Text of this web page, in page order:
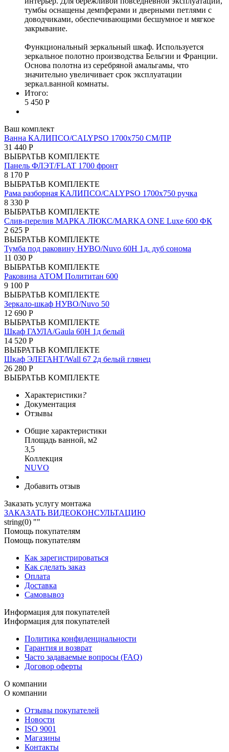
тумбы оснащены демпферами и дверными петлями с
доводчиками, обеспечивающими бесшумное и мягкое
закрывание.
Функциональный зеркальный шкаф. Используется
зеркальное полотно производства Бельгии и Франции.
Основа полотна из серебряной амальгамы, что
значительно увеличивает срок эксплуатации
зеркал.ванной комнаты.
Итого:
5 450 Р
Ваш комплект
Ванна КАЛИПСО/CALYPSO 1700х750 СМ/ПР
31 440 Р
ВЫБРАТЬВ КОМПЛЕКТЕ
Панель ФЛЭТ/FLAT 1700 фронт
8 170 Р
ВЫБРАТЬВ КОМПЛЕКТЕ
Рама разборная КАЛИПСО/CALYPSO 1700х750 ручка
8 330 Р
ВЫБРАТЬВ КОМПЛЕКТЕ
Слив-перелив МАРКА ЛЮКС/MARKA ONE Luxe 600 ФК
2 625 Р
ВЫБРАТЬВ КОМПЛЕКТЕ
Тумба под раковину НУВО/Nuvo 60Н 1д. дуб сонома
11 030 Р
ВЫБРАТЬВ КОМПЛЕКТЕ
Раковина АТОМ Полититан 600
9 100 Р
ВЫБРАТЬВ КОМПЛЕКТЕ
Зеркало-шкаф НУВО/Nuvo 50
12 690 Р
ВЫБРАТЬВ КОМПЛЕКТЕ
Шкаф ГАУЛА/Gaula 60Н 1д белый
14 520 Р
ВЫБРАТЬВ КОМПЛЕКТЕ
Шкаф ЭЛЕГАНТ/Wall 67 2д белый глянец
26 280 Р
ВЫБРАТЬВ КОМПЛЕКТЕ
Характеристики?
Документация
Отзывы
Общие характеристики
Площадь ванной, м2
3,5
Коллекция
NUVO
Добавить отзыв
Заказать услугу монтажа
ЗАКАЗАТЬ ВИДЕОКОНСУЛЬТАЦИЮ
string(0) ""
Помощь покупателям
Помощь покупателям
Как зарегистрироваться
Как сделать заказ
Оплата
Доставка
Самовывоз
Информация для покупателей
Информация для покупателей
Политика конфиденциальности
Гарантия и возврат
Часто задаваемые вопросы (FAQ)
Договор оферты
О компании
О компании
Отзывы покупателей
Новости
ISO 9001
Магазины
Контакты